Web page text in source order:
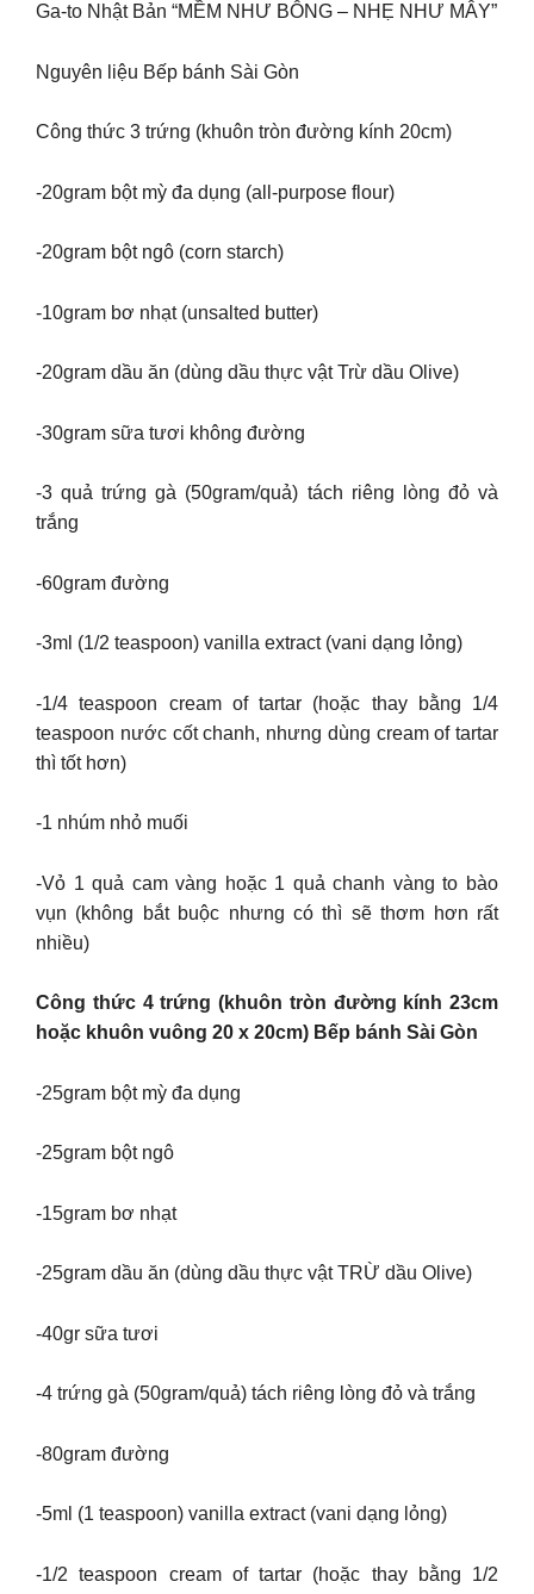
Ga-to Nhật Bản “MỀM NHƯ BÔNG – NHẸ NHƯ MÂY”
Nguyên liệu Bếp bánh Sài Gòn
Công thức 3 trứng (khuôn tròn đường kính 20cm)
-20gram bột mỳ đa dụng (all-purpose flour)
-20gram bột ngô (corn starch)
-10gram bơ nhạt (unsalted butter)
-20gram dầu ăn (dùng dầu thực vật Trừ dầu Olive)
-30gram sữa tươi không đường
-3 quả trứng gà (50gram/quả) tách riêng lòng đỏ và
trắng
-60gram đường
-3ml (1/2 teaspoon) vanilla extract (vani dạng lỏng)
-1/4 teaspoon cream of tartar (hoặc thay bằng 1/4
teaspoon nước cốt chanh, nhưng dùng cream of tartar
thì tốt hơn)
-1 nhúm nhỏ muối
-Vỏ 1 quả cam vàng hoặc 1 quả chanh vàng to bào
vụn (không bắt buộc nhưng có thì sẽ thơm hơn rất
nhiều)
Công thức 4 trứng (khuôn tròn đường kính 23cm
hoặc khuôn vuông 20 x 20cm) Bếp bánh Sài Gòn
-25gram bột mỳ đa dụng
-25gram bột ngô
-15gram bơ nhạt
-25gram dầu ăn (dùng dầu thực vật TRỪ dầu Olive)
-40gr sữa tươi
-4 trứng gà (50gram/quả) tách riêng lòng đỏ và trắng
-80gram đường
-5ml (1 teaspoon) vanilla extract (vani dạng lỏng)
-1/2 teaspoon cream of tartar (hoặc thay bằng 1/2